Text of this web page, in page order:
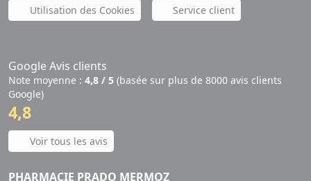
Utilisation des Cookies Service client
Google Avis clients
Note moyenne : 4,8 / 5 (basée sur plus de 8000 avis clients
Google)
4,8
Voir tous les avis
PHARMACIE PRADO MERMOZ